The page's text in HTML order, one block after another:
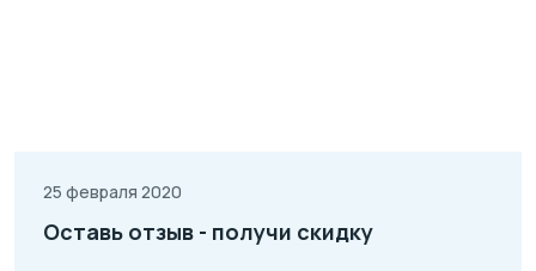
25 февраля 2020
Оставь отзыв - получи скидку